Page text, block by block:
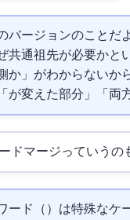
バージョンのことだよ
の3つ。なぜ共通祖先が
か」がわからないから
が変えた部分」
ドマージっていうの
fast-forward）は特殊なケース